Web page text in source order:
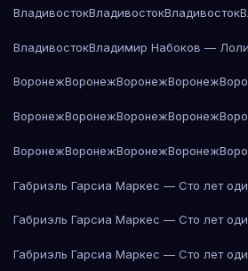
ВладивостокВладивостокВладивосток
ВладивостокВладимир Набоков —
ВоронежВоронежВоронежВоронеж
ВоронежВоронежВоронежВоронеж
ВоронежВоронежВоронежВоронеж
Габриэль Гарсиа Маркес — Сто лет
Габриэль Гарсиа Маркес — Сто лет
Габриэль Гарсиа Маркес — Сто лет